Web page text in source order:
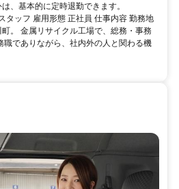
、基本的に定時退勤できます。
タッフ 雇用形態 正社員 仕事内容 勤務地
。 金属リサイクル工場で、総務・事務
職でありながら、社内外の人と関わる機